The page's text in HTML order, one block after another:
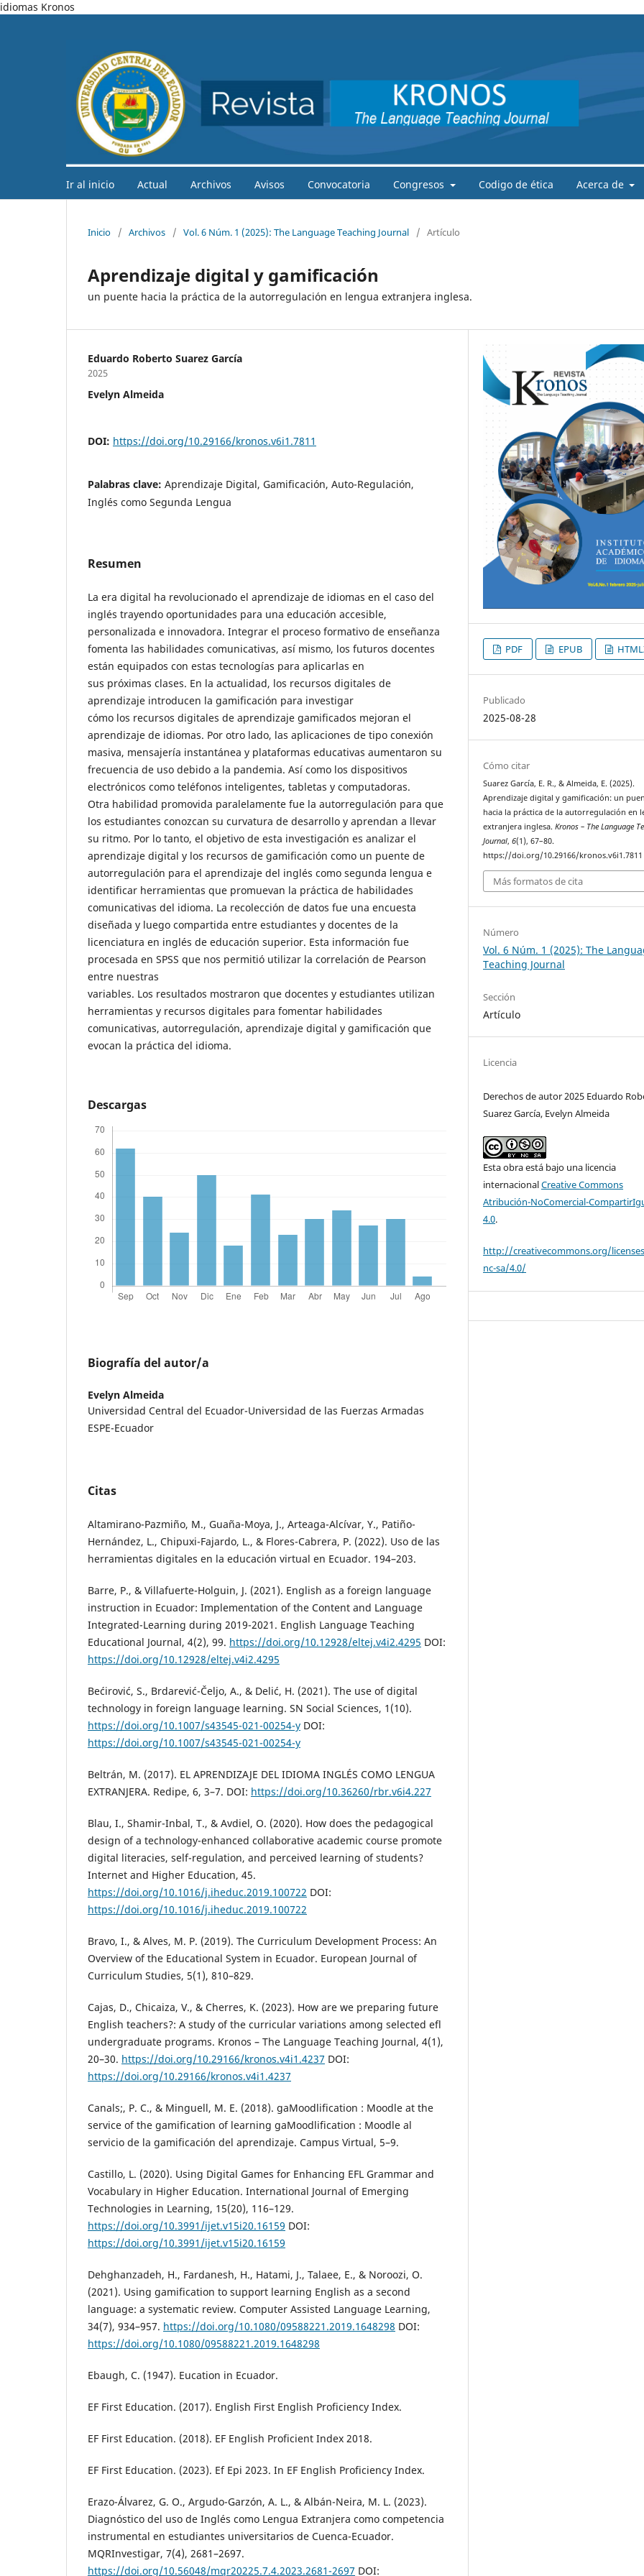
idiomas Kronos
Ir al inicio Actual Archivos Avisos Convocatoria Congresos Codigo de ética Acerca de
Inicio / Archivos / Vol. 6 Núm. 1 (2025): The Language Teaching Journal / Artículo
Aprendizaje digital y gamificación
un puente hacia la práctica de la autorregulación en lengua extranjera inglesa.
Eduardo Roberto Suarez García
2025
Evelyn Almeida
DOI: https://doi.org/10.29166/kronos.v6i1.7811
Palabras clave: Aprendizaje Digital, Gamificación, Auto-Regulación,
Inglés como Segunda Lengua
Resumen
La era digital ha revolucionado el aprendizaje de idiomas en el caso del
inglés trayendo oportunidades para una educación accesible,
personalizada e innovadora. Integrar el proceso formativo de enseñanza
fomenta las habilidades comunicativas, así mismo, los futuros docentes
están equipados con estas tecnologías para aplicarlas en
sus próximas clases. En la actualidad, los recursos digitales de
aprendizaje introducen la gamificación para investigar
cómo los recursos digitales de aprendizaje gamificados mejoran el
aprendizaje de idiomas. Por otro lado, las aplicaciones de tipo conexión
masiva, mensajería instantánea y plataformas educativas aumentaron su
frecuencia de uso debido a la pandemia. Así como los dispositivos
electrónicos como teléfonos inteligentes, tabletas y computadoras.
Otra habilidad promovida paralelamente fue la autorregulación para que
los estudiantes conozcan su curvatura de desarrollo y aprendan a llevar
su ritmo. Por lo tanto, el objetivo de esta investigación es analizar el
aprendizaje digital y los recursos de gamificación como un puente de
autorregulación para el aprendizaje del inglés como segunda lengua e
identificar herramientas que promuevan la práctica de habilidades
comunicativas del idioma. La recolección de datos fue una encuesta
diseñada y luego compartida entre estudiantes y docentes de la
licenciatura en inglés de educación superior. Esta información fue
procesada en SPSS que nos permitió utilizar la correlación de Pearson
entre nuestras
variables. Los resultados mostraron que docentes y estudiantes utilizan
herramientas y recursos digitales para fomentar habilidades
comunicativas, autorregulación, aprendizaje digital y gamificación que
evocan la práctica del idioma.
Descargas
Biografía del autor/a
Evelyn Almeida
Universidad Central del Ecuador-Universidad de las Fuerzas Armadas
ESPE-Ecuador
Citas
Altamirano-Pazmiño, M., Guaña-Moya, J., Arteaga-Alcívar, Y., Patiño-
Hernández, L., Chipuxi-Fajardo, L., & Flores-Cabrera, P. (2022). Uso de las
herramientas digitales en la educación virtual en Ecuador. 194–203.
Barre, P., & Villafuerte-Holguin, J. (2021). English as a foreign language
instruction in Ecuador: Implementation of the Content and Language
Integrated-Learning during 2019-2021. English Language Teaching
Educational Journal, 4(2), 99. https://doi.org/10.12928/eltej.v4i2.4295 DOI:
https://doi.org/10.12928/eltej.v4i2.4295
Bećirović, S., Brdarević-Čeljo, A., & Delić, H. (2021). The use of digital
technology in foreign language learning. SN Social Sciences, 1(10).
https://doi.org/10.1007/s43545-021-00254-y DOI:
https://doi.org/10.1007/s43545-021-00254-y
Beltrán, M. (2017). EL APRENDIZAJE DEL IDIOMA INGLÉS COMO LENGUA
EXTRANJERA. Redipe, 6, 3–7. DOI: https://doi.org/10.36260/rbr.v6i4.227
Blau, I., Shamir-Inbal, T., & Avdiel, O. (2020). How does the pedagogical
design of a technology-enhanced collaborative academic course promote
digital literacies, self-regulation, and perceived learning of students?
Internet and Higher Education, 45.
https://doi.org/10.1016/j.iheduc.2019.100722 DOI:
https://doi.org/10.1016/j.iheduc.2019.100722
Bravo, I., & Alves, M. P. (2019). The Curriculum Development Process: An
Overview of the Educational System in Ecuador. European Journal of
Curriculum Studies, 5(1), 810–829.
Cajas, D., Chicaiza, V., & Cherres, K. (2023). How are we preparing future
English teachers?: A study of the curricular variations among selected efl
undergraduate programs. Kronos – The Language Teaching Journal, 4(1),
20–30. https://doi.org/10.29166/kronos.v4i1.4237 DOI:
https://doi.org/10.29166/kronos.v4i1.4237
Canals;, P. C., & Minguell, M. E. (2018). gaMoodlification : Moodle at the
service of the gamification of learning gaMoodlification : Moodle al
servicio de la gamificación del aprendizaje. Campus Virtual, 5–9.
Castillo, L. (2020). Using Digital Games for Enhancing EFL Grammar and
Vocabulary in Higher Education. International Journal of Emerging
Technologies in Learning, 15(20), 116–129.
https://doi.org/10.3991/ijet.v15i20.16159 DOI:
https://doi.org/10.3991/ijet.v15i20.16159
Dehghanzadeh, H., Fardanesh, H., Hatami, J., Talaee, E., & Noroozi, O.
(2021). Using gamification to support learning English as a second
language: a systematic review. Computer Assisted Language Learning,
34(7), 934–957. https://doi.org/10.1080/09588221.2019.1648298 DOI:
https://doi.org/10.1080/09588221.2019.1648298
Ebaugh, C. (1947). Eucation in Ecuador.
EF First Education. (2017). English First English Proficiency Index.
EF First Education. (2018). EF English Proficient Index 2018.
EF First Education. (2023). Ef Epi 2023. In EF English Proficiency Index.
Erazo-Álvarez, G. O., Argudo-Garzón, A. L., & Albán-Neira, M. L. (2023).
Diagnóstico del uso de Inglés como Lengua Extranjera como competencia
instrumental en estudiantes universitarios de Cuenca-Ecuador.
MQRInvestigar, 7(4), 2681–2697.
https://doi.org/10.56048/mqr20225.7.4.2023.2681-2697 DOI:
PDF EPUB
Publicado
2025-08-28
Cómo citar
Suarez García, E. R., & Almeida, E. (2025).
Aprendizaje digital y gamificación: un
hacia la práctica de la autorregulación en
extranjera inglesa.Kronos – The Language
Journal,6(1), 67–80.
https://doi.org/10.29166/kronos.v6i1.7811
Más formatos de cita
Número
Vol. 6 Núm. 1 (2025): The
Teaching Journal
Sección
Artículo
Licencia
Derechos de autor 2025 Eduardo
Suarez García, Evelyn Almeida
Esta obra está bajo una licencia
internacionalCreative Commons
Atribución-NoComercial-
4.0.
http://creativecommons.org/
nc-sa/4.0/